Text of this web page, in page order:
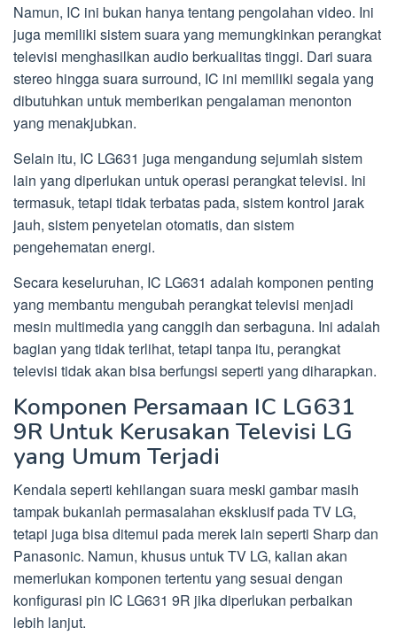
Namun, IC ini bukan hanya tentang pengolahan video. Ini
juga memiliki sistem suara yang memungkinkan perangkat
televisi menghasilkan audio berkualitas tinggi. Dari suara
stereo hingga suara surround, IC ini memiliki segala yang
dibutuhkan untuk memberikan pengalaman menonton
yang menakjubkan.
Selain itu, IC LG631 juga mengandung sejumlah sistem
lain yang diperlukan untuk operasi perangkat televisi. Ini
termasuk, tetapi tidak terbatas pada, sistem kontrol jarak
jauh, sistem penyetelan otomatis, dan sistem
pengehematan energi.
Secara keseluruhan, IC LG631 adalah komponen penting
yang membantu mengubah perangkat televisi menjadi
mesin multimedia yang canggih dan serbaguna. Ini adalah
bagian yang tidak terlihat, tetapi tanpa itu, perangkat
televisi tidak akan bisa berfungsi seperti yang diharapkan.
Komponen Persamaan IC LG631
9R Untuk Kerusakan Televisi LG
yang Umum Terjadi
Kendala seperti kehilangan suara meski gambar masih
tampak bukanlah permasalahan eksklusif pada TV LG,
tetapi juga bisa ditemui pada merek lain seperti Sharp dan
Panasonic. Namun, khusus untuk TV LG, kalian akan
memerlukan komponen tertentu yang sesuai dengan
konfigurasi pin IC LG631 9R jika diperlukan perbaikan
lebih lanjut.